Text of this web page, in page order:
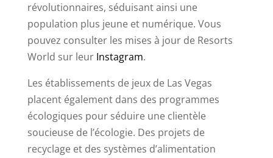
révolutionnaires, séduisant ainsi une
population plus jeune et numérique. Vous
pouvez consulter les mises à jour de Resorts
World sur leur Instagram.
Les établissements de jeux de Las Vegas
placent également dans des programmes
écologiques pour séduire une clientèle
soucieuse de l’écologie. Des projets de
recyclage et des systèmes d’alimentation